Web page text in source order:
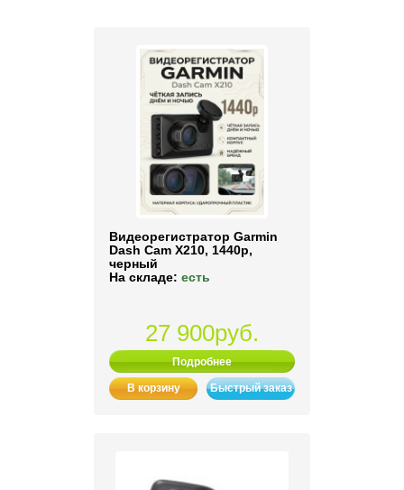
Видеорегистратор Garmin
Dash Cam X210, 1440p,
черный
На складе: есть
27 900руб.
Подробнее
В корзину Быстрый заказ